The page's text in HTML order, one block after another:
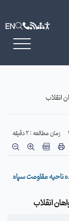
EN
انقلاب
زمان مطالعه : 2 دقیقه
ناحیه مقاومت سپاه
انقلاب